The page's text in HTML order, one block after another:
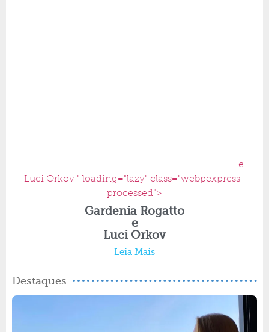
e
Luci Orkov " loading="lazy" class="webpexpress-
processed">
Gardenia Rogatto
e
Luci Orkov
Leia Mais
Destaques